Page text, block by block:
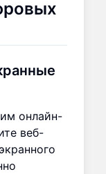
онлайн-
веб-